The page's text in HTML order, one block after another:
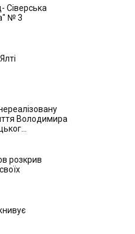
Сіверська
№ 3
Володимира
розкрив